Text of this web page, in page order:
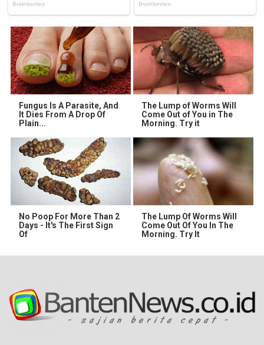
Fungus Is A Parasite, And
It Dies From A Drop Of
Plain...
The Lump of Worms Will
Come Out of You in The
Morning. Try it
No Poop For More Than 2
Days - It's The First Sign
Of
The Lump Of Worms Will
Come Out Of You In The
Morning. Try It